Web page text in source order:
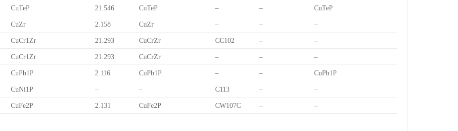
CuTeP 21.546 CuTeP – – CuTeP
CuZr 2.158 CuZr – – –
CuCr1Zr 21.293 CuCrZr CC102 – –
CuCr1Zr 21.293 CuCrZr – – –
CuPb1P 2.116 CuPb1P – – CuPb1P
CuNi1P – – C113 – –
CuFe2P 2.131 CuFe2P CW107C – –